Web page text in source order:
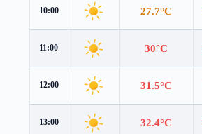
10:00 27.7°C
11:00 30°C
12:00 31.5°C
13:00 32.4°C